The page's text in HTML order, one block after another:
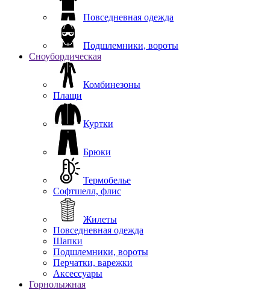
Повседневная одежда
Подшлемники, вороты
Сноубордическая
Комбинезоны
Плащи
Куртки
Брюки
Термобелье
Софтшелл, флис
Жилеты
Повседневная одежда
Шапки
Подшлемники, вороты
Перчатки, варежки
Аксессуары
Горнолыжная